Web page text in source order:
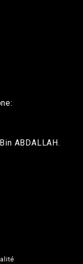
ABDALLAH.